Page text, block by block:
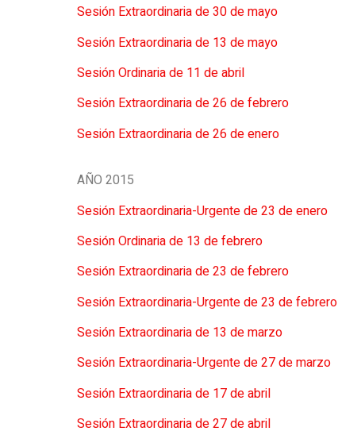
Sesión Extraordinaria de 30 de mayo
Sesión Extraordinaria de 13 de mayo
Sesión Ordinaria de 11 de abril
Sesión Extraordinaria de 26 de febrero
Sesión Extraordinaria de 26 de enero
AÑO 2015
Sesión Extraordinaria-Urgente de 23 de enero
Sesión Ordinaria de 13 de febrero
Sesión Extraordinaria de 23 de febrero
Sesión Extraordinaria-Urgente de 23 de febrero
Sesión Extraordinaria de 13 de marzo
Sesión Extraordinaria-Urgente de 27 de marzo
Sesión Extraordinaria de 17 de abril
Sesión Extraordinaria de 27 de abril